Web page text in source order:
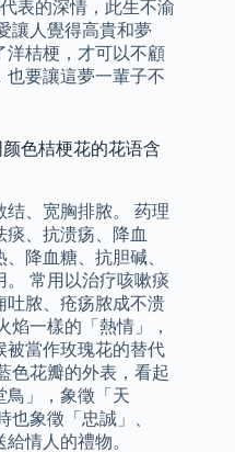
表的深情，此生不渝
讓人覺得高貴和夢
洋桔梗，才可以不顧
也要讓這夢一輩子不
色桔梗花的花语含
结、宽胸排脓。 药理
、抗溃疡、降血
降血糖、抗胆碱、
。 常用以治疗咳嗽痰
吐脓、疮疡脓成不溃
焰一樣的「熱情」，
被當作玫瑰花的替代
色花瓣的外表，看起
鳥」，象徵「天
也象徵「忠誠」、
情人的禮物。